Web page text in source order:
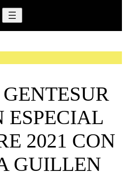
ESPECIAL
2021 CON
GUILLEN